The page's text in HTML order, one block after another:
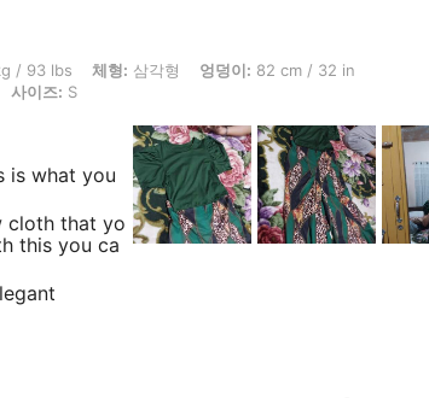
형: 삼각형, 엉덩이: 82 cm / 32 in, 허리: 69 cm / 27 in, 흉상: 75
/ 93 lbs 체형: 삼각형 엉덩이: 82 cm / 32 in
사이즈: S
is what you
cloth that yo
this you ca